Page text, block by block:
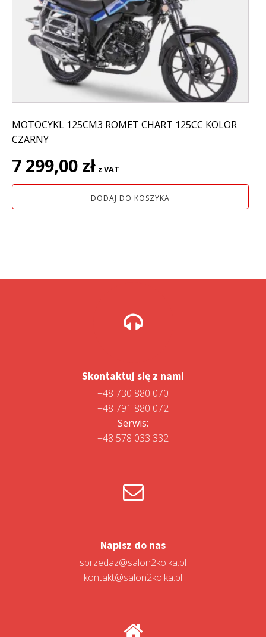
MOTOCYKL 125CM3 ROMET CHART 125CC KOLOR
CZARNY
7 299,00 zł z VAT
DODAJ DO KOSZYKA
Skontaktuj się z nami
+48 730 880 070
+48 791 880 072
Serwis:
+48 578 033 332
Napisz do nas
sprzedaz@salon2kolka.pl
kontakt@salon2kolka.pl